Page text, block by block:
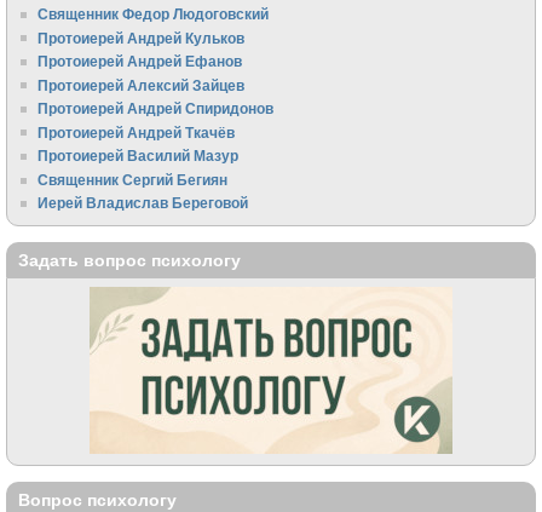
Священник Федор Людоговский
Протоиерей Андрей Кульков
Протоиерей Андрей Ефанов
Протоиерей Алексий Зайцев
Протоиерей Андрей Спиридонов
Протоиерей Андрей Ткачёв
Протоиерей Василий Мазур
Священник Сергий Бегиян
Иерей Владислав Береговой
Задать вопрос психологу
Вопрос психологу